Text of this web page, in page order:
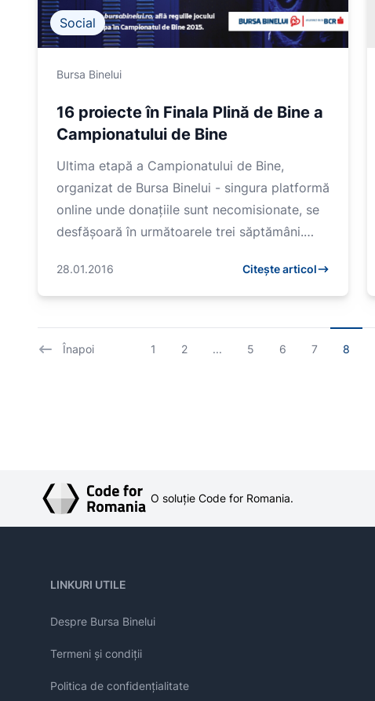
Social
Bursa Binelui
16 proiecte în Finala Plină de Bine a
Campionatului de Bine
Ultima etapă a Campionatului de Bine,
organizat de Bursa Binelui - singura platformă
online unde donațiile sunt necomisionate, se
desfășoară în următoarele trei săptămâni.
28.01.2016 Citește articol
Înapoi 1 2 ... 5 6 7 8
O soluție Code for Romania.
LINKURI UTILE
Despre Bursa Binelui
Termeni și condiții
Politica de confidențialitate